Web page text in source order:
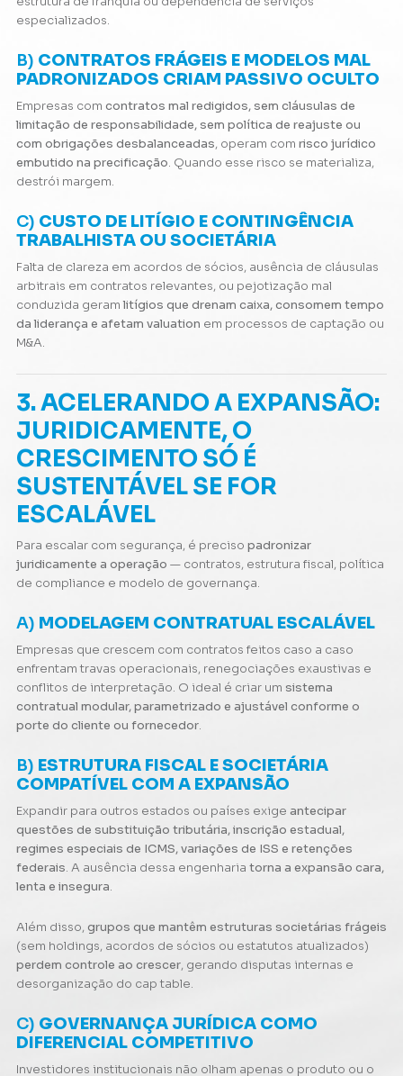
especializados.
B) CONTRATOS FRÁGEIS E MODELOS MAL
PADRONIZADOS CRIAM PASSIVO OCULTO
Empresas com contratos mal redigidos, sem cláusulas de
limitação de responsabilidade, sem política de reajuste ou
com obrigações desbalanceadas, operam com risco jurídico
embutido na precificação. Quando esse risco se materializa,
destrói margem.
C) CUSTO DE LITÍGIO E CONTINGÊNCIA
TRABALHISTA OU SOCIETÁRIA
Falta de clareza em acordos de sócios, ausência de cláusulas
arbitrais em contratos relevantes, ou pejotização mal
conduzida geramlitígios que drenam caixa, consomem tempo
da liderança e afetam valuation em processos de captação ou
M&A.
3. ACELERANDO A EXPANSÃO:
JURIDICAMENTE, O
CRESCIMENTO SÓ É
SUSTENTÁVEL SE FOR
ESCALÁVEL
Para escalar com segurança, é preciso padronizar
juridicamente a operação — contratos, estrutura fiscal, política
de compliance e modelo de governança.
A) MODELAGEM CONTRATUAL ESCALÁVEL
Empresas que crescem com contratos feitos caso a caso
enfrentam travas operacionais, renegociações exaustivas e
conflitos de interpretação. O ideal é criar um sistema
contratual modular, parametrizado e ajustável conforme o
porte do cliente ou fornecedor.
B) ESTRUTURA FISCAL E SOCIETÁRIA
COMPATÍVEL COM A EXPANSÃO
Expandir para outros estados ou países exige antecipar
questões de substituição tributária, inscrição estadual,
regimes especiais de ICMS, variações de ISS e retenções
federais. A ausência dessa engenharia torna a expansão cara,
lenta e insegura.
Além disso,grupos que mantêm estruturas societárias frágeis
(sem holdings, acordos de sócios ou estatutos atualizados)
perdem controle ao crescer, gerando disputas internas e
desorganização do cap table.
C) GOVERNANÇA JURÍDICA COMO
DIFERENCIAL COMPETITIVO
Investidores institucionais não olham apenas o produto ou o